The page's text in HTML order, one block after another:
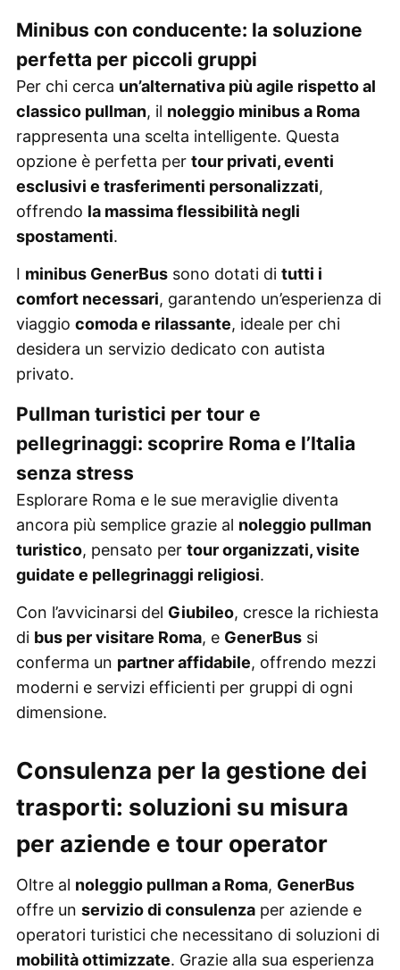
Minibus con conducente: la soluzione
perfetta per piccoli gruppi
Per chi cerca un’alternativa più agile rispetto al
classico pullman, il noleggio minibus a Roma
rappresenta una scelta intelligente. Questa
opzione è perfetta per tour privati, eventi
esclusivi e trasferimenti personalizzati,
offrendo la massima flessibilità negli
spostamenti.
I minibus GenerBussono dotati di tutti i
comfort necessari, garantendo un’esperienza di
viaggio comoda e rilassante, ideale per chi
desidera un servizio dedicato con autista
privato.
Pullman turistici per tour e
pellegrinaggi: scoprire Roma e l’Italia
senza stress
Esplorare Roma e le sue meraviglie diventa
ancora più semplice grazie al noleggio pullman
turistico, pensato per tour organizzati, visite
guidate e pellegrinaggi religiosi.
Con l’avvicinarsi del Giubileo, cresce la richiesta
di bus per visitare Roma, e GenerBussi
conferma un partner affidabile, offrendo mezzi
moderni e servizi efficienti per gruppi di ogni
dimensione.
Consulenza per la gestione dei
trasporti: soluzioni su misura
per aziende e tour operator
Oltre al noleggio pullman a Roma, GenerBus
offre un servizio di consulenzaper aziende e
operatori turistici che necessitano di soluzioni di
mobilità ottimizzate. Grazie alla sua esperienza